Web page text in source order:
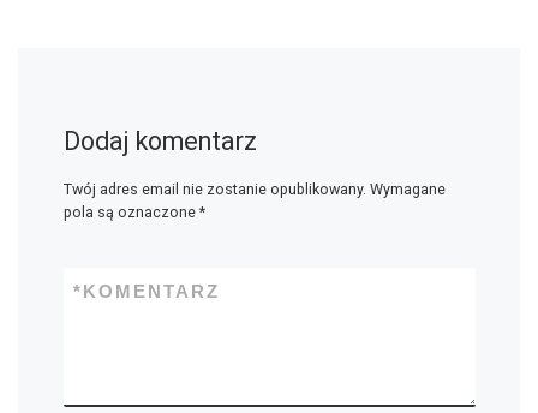
Dodaj komentarz
Twój adres email nie zostanie opublikowany. Wymagane
pola są oznaczone *
KOMENTARZ
*